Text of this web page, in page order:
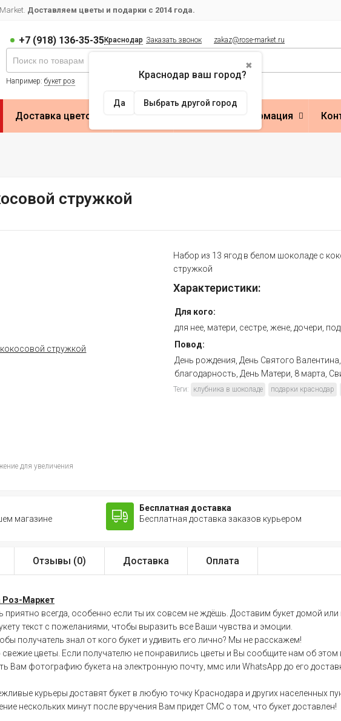
Доставляем цветы и подарки с 2014 года.
+7 (918) 136-35-35Краснодар
✖
Краснодар ваш город?
Да Выбрать другой город
Заказать звонок zakaz@rose-market.ru
Например: букет роз
Доставка цветов Оплата Полезная информация
стружкой
для увеличения
Набор из 13 ягод в белом шоколаде с
стружкой
Характеристики:
Для кого:
для нее, матери, сестре, жене, дочери,
Повод:
День рождения, День Святого Валентина,
благодарность, День Матери, 8 марта,
Теги: клубника в шоколаде подарки краснодар
магазине
Бесплатная доставка
Бесплатная доставка заказов курьером
Отзывы (0) Доставка Оплата
Роз-Маркет
приятно всегда, особенно если ты их совсем не ждёшь. Доставим букет домой
текст с пожеланиями, чтобы выразить все Ваши чувства и эмоции.
получатель знал от кого букет и удивить его лично? Мы не расскажем!
свежие цветы. Если получателю не понравились цветы и Вы сообщите нам об этом
Вам фотографию букета на электронную почту, ммс или WhatsApp до его
курьеры доставят букет в любую точку Краснодара и других населенных
нескольких минут после вручения Вам придет СМС о том, что букет доставлен!